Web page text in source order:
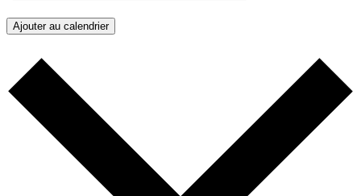
Ajouter au calendrier